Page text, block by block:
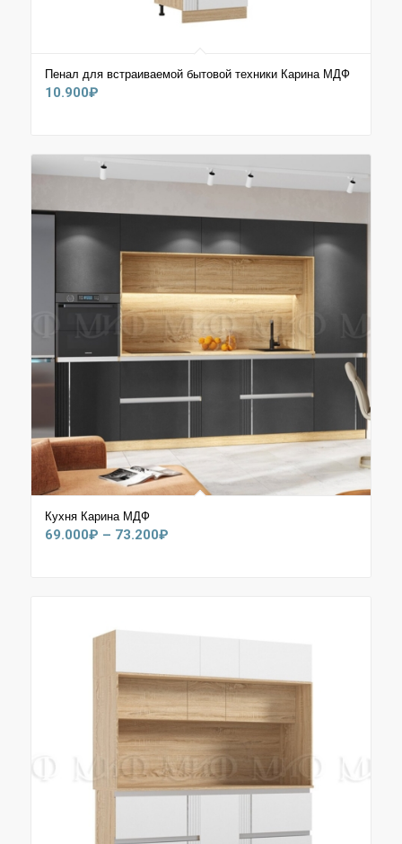
Пенал для встраиваемой бытовой техники Карина МДФ
10.900₽
Кухня Карина МДФ
69.000₽ – 73.200₽Диапазон